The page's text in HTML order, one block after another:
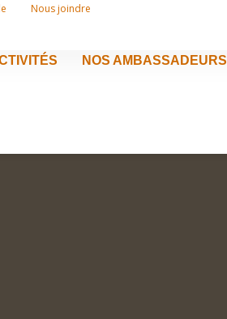
Nous joindre
NOS AMBASSADEURS